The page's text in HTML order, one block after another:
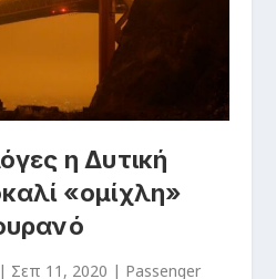
η Δυτική
«ομίχλη»
| Σεπ 11, 2020 | Passenger